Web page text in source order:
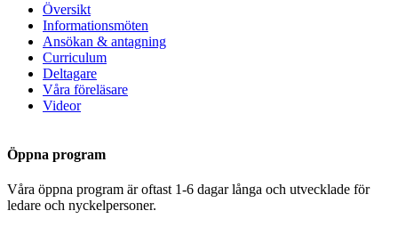
Översikt
Informationsmöten
Ansökan & antagning
Curriculum
Deltagare
Våra föreläsare
Videor
Öppna program
Våra öppna program är oftast 1-6 dagar långa och utvecklade för
ledare och nyckelpersoner.